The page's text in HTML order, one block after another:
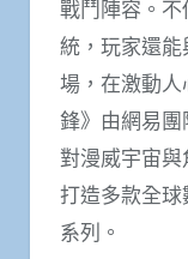
戰鬥陣容。
統，玩家還
場，在激動
鋒》由網易團
對漫威宇宙
打造多款全
系列。